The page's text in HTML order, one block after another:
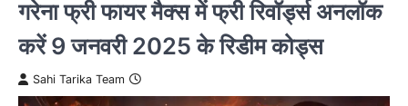
गरेना फ्री फायर मैक्स में फ्री रिवॉर्ड्स अनलॉक
करें 9 जनवरी 2025 के रिडीम कोड्स
Sahi Tarika Team